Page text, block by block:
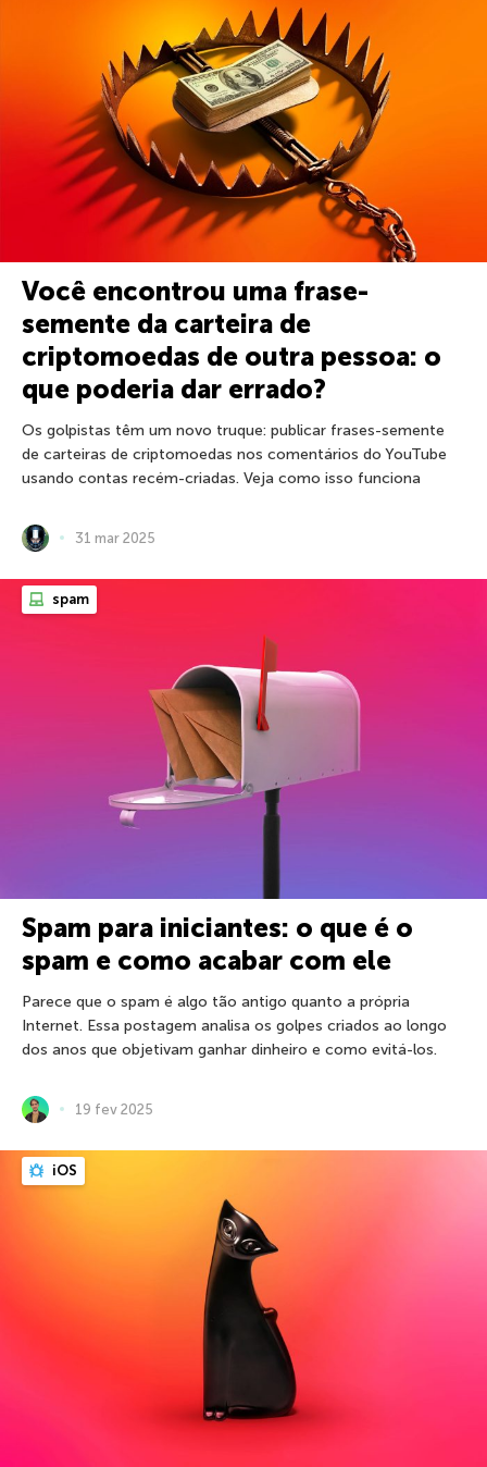
Você encontrou uma frase-
semente da carteira de
criptomoedas de outra pessoa: o
que poderia dar errado?
Os golpistas têm um novo truque: publicar frases-semente
de carteiras de criptomoedas nos comentários do YouTube
usando contas recém-criadas. Veja como isso funciona
31 mar 2025
spam
Spam para iniciantes: o que é o
spam e como acabar com ele
Parece que o spam é algo tão antigo quanto a própria
Internet. Essa postagem analisa os golpes criados ao longo
dos anos que objetivam ganhar dinheiro e como evitá-los.
19 fev 2025
iOS